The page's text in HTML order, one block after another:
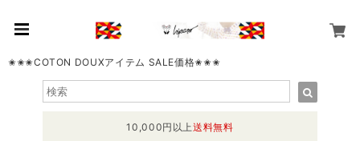
✬✬✬COTON DOUXアイテム SALE価格✬✬✬
10,000円以上送料無料